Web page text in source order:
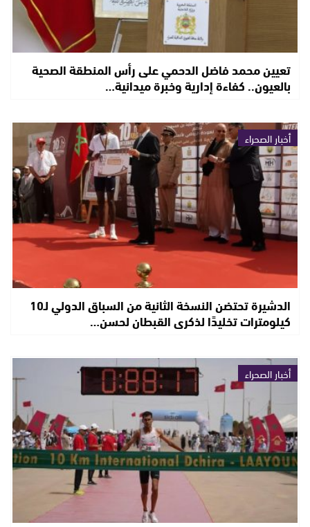
تعيين محمد فاضل الدحمي على رأس المنطقة الصحية
بالعيون.. كفاءة إدارية وخبرة ميدانية…
أخبار الصحراء
الدشيرة تحتضن النسخة الثانية من السباق الدولي لـ10
كيلومترات تخليدًا لذكرى القبطان لحسن…
أخبار الصحراء